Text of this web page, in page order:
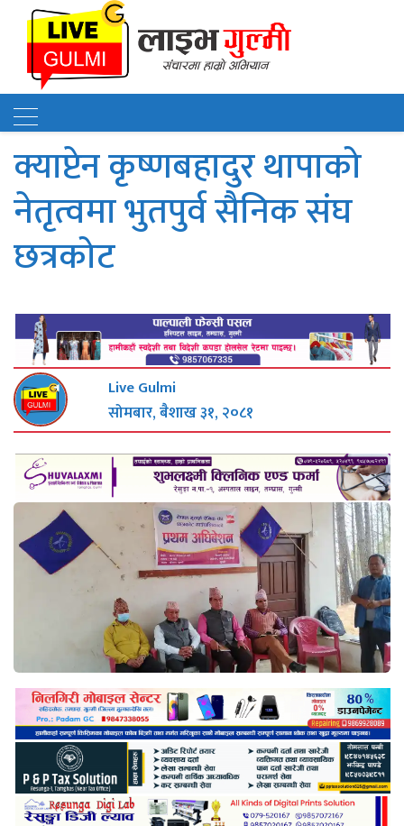
क्याप्टेन कृष्णबहादुर थापाको
नेतृत्वमा भुतपुर्व सैनिक संघ
छत्रकोट
Live Gulmi
सोमबार, बैशाख ३१, २०८१